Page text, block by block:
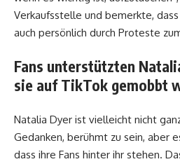
Verkaufsstelle und bemerkte,
auch persönlich durch Proteste
Fans unterstützten
sie auf TikTok gemobbt
Natalia Dyer ist vielleicht nicht
Gedanken, berühmt zu sein, aber
dass ihre Fans hinter ihr stehen.